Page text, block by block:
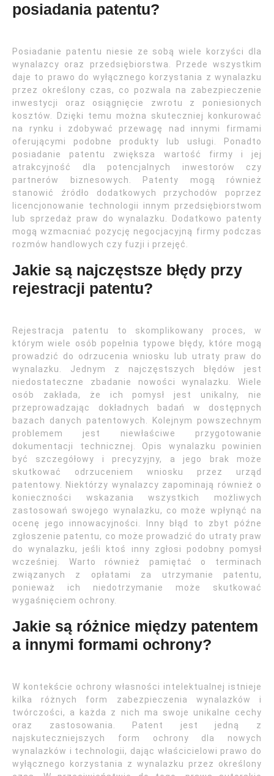
posiadania patentu?
Posiadanie patentu niesie ze sobą wiele korzyści dla
wynalazcy oraz przedsiębiorstwa. Przede wszystkim
daje to prawo do wyłącznego korzystania z wynalazku
przez określony czas, co pozwala na zabezpieczenie
inwestycji oraz osiągnięcie zwrotu z poniesionych
kosztów. Dzięki temu można skuteczniej konkurować
na rynku i zdobywać przewagę nad innymi firmami
oferującymi podobne produkty lub usługi. Ponadto
posiadanie patentu zwiększa wartość firmy i jej
atrakcyjność dla potencjalnych inwestorów czy
partnerów biznesowych. Patenty mogą również
stanowić źródło dodatkowych przychodów poprzez
licencjonowanie technologii innym przedsiębiorstwom
lub sprzedaż praw do wynalazku. Dodatkowo patenty
mogą wzmacniać pozycję negocjacyjną firmy podczas
rozmów handlowych czy fuzji i przejęć.
Jakie są najczęstsze błędy przy
rejestracji patentu?
Rejestracja patentu to skomplikowany proces, w
którym wiele osób popełnia typowe błędy, które mogą
prowadzić do odrzucenia wniosku lub utraty praw do
wynalazku. Jednym z najczęstszych błędów jest
niedostateczne zbadanie nowości wynalazku. Wiele
osób zakłada, że ich pomysł jest unikalny, nie
przeprowadzając dokładnych badań w dostępnych
bazach danych patentowych. Kolejnym powszechnym
problemem jest niewłaściwe przygotowanie
dokumentacji technicznej. Opis wynalazku powinien
być szczegółowy i precyzyjny, a jego brak może
skutkować odrzuceniem wniosku przez urząd
patentowy. Niektórzy wynalazcy zapominają również o
konieczności wskazania wszystkich możliwych
zastosowań swojego wynalazku, co może wpłynąć na
ocenę jego innowacyjności. Inny błąd to zbyt późne
zgłoszenie patentu, co może prowadzić do utraty praw
do wynalazku, jeśli ktoś inny zgłosi podobny pomysł
wcześniej. Warto również pamiętać o terminach
związanych z opłatami za utrzymanie patentu,
ponieważ ich niedotrzymanie może skutkować
wygaśnięciem ochrony.
Jakie są różnice między patentem
a innymi formami ochrony?
W kontekście ochrony własności intelektualnej istnieje
kilka różnych form zabezpieczenia wynalazków i
twórczości, a każda z nich ma swoje unikalne cechy
oraz zastosowania. Patent jest jedną z
najskuteczniejszych form ochrony dla nowych
wynalazków i technologii, dając właścicielowi prawo do
wyłącznego korzystania z wynalazku przez określony